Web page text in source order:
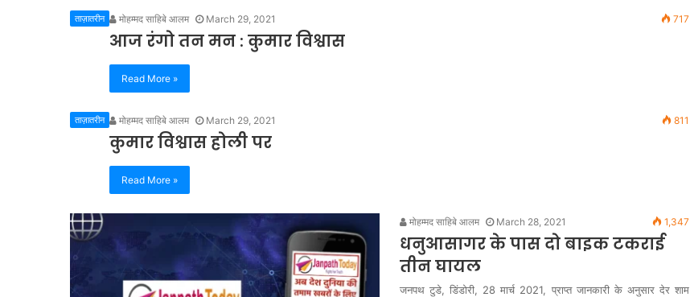
ताज़ातरीन मोहम्मद साहिबे आलम March 29, 2021 717
आज रंगो तन मन : कुमार विश्वास
Read More »
ताज़ातरीन मोहम्मद साहिबे आलम March 29, 2021 811
कुमार विश्वास होली पर
Read More »
मोहम्मद साहिबे आलम March 28, 2021 1,347
धनुआसागर के पास दो बाइक टकराई
तीन घायल
जनपथ टुडे, डिंडोरी, 28 मार्च 2021, प्राप्त जानकारी के अनुसार देर शाम